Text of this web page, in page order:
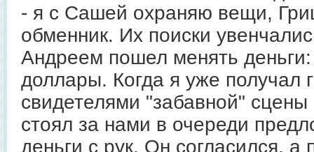
- я с Сашей охраняю вещи,
обменник. Их поиски
Андреем пошел менять
доллары. Когда я уже получал
свидетелями "забавной"
стоял за нами в очереди
деньги с рук. Он согласился,